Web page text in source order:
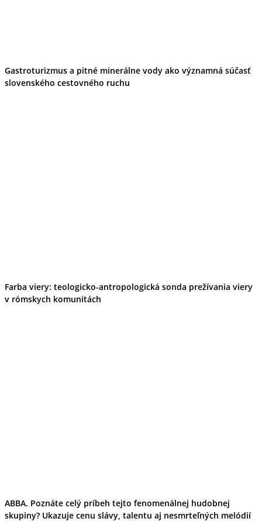
Gastroturizmus a pitné minerálne vody ako významná súčasť
slovenského cestovného ruchu
Farba viery: teologicko-antropologická sonda prežívania viery
v rómskych komunitách
ABBA. Poznáte celý príbeh tejto fenomenálnej hudobnej
skupiny? Ukazuje cenu slávy, talentu aj nesmrteľných melódií